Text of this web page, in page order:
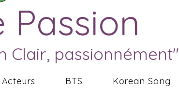
Passion
Clair, passionnément"
Acteurs BTS Korean Song